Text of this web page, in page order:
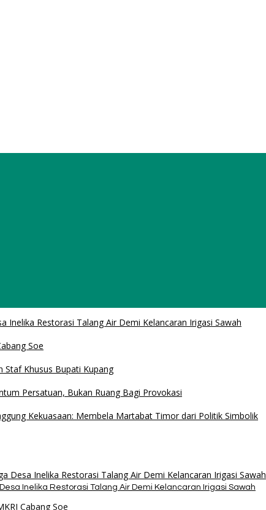
Inelika Restorasi Talang Air Demi Kelancaran Irigasi Sawah